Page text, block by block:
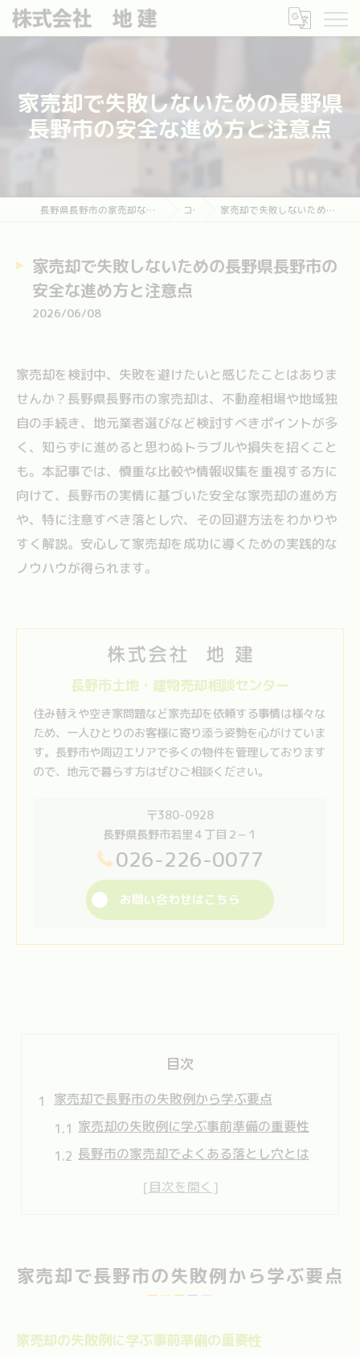
家売却で失敗しないための長野県
長野市の安全な進め方と注意点
長野県長野市の家売却なら長野市土地・建物売却相談センター コラム 家売却で失敗しないための長野県長野市の安全な進め方と注意点
家売却で失敗しないための長野県長野市の
安全な進め方と注意点
2026/06/08
家売却を検討中、失敗を避けたいと感じたことはありま
せんか？長野県長野市の家売却は、不動産相場や地域独
自の手続き、地元業者選びなど検討すべきポイントが多
く、知らずに進めると思わぬトラブルや損失を招くこと
も。本記事では、慎重な比較や情報収集を重視する方に
向けて、長野市の実情に基づいた安全な家売却の進め方
や、特に注意すべき落とし穴、その回避方法をわかりや
すく解説。安心して家売却を成功に導くための実践的な
ノウハウが得られます。
長野市土地・建物売却相談センター
住み替えや空き家問題など家売却を依頼する事情は様々な
ため、一人ひとりのお客様に寄り添う姿勢を心がけていま
す。長野市や周辺エリアで多くの物件を管理しております
ので、地元で暮らす方はぜひご相談ください。
〒380-0928
長野県長野市若里４丁目２−１
026-226-0077
お問い合わせはこちら
目次
家売却で長野市の失敗例から学ぶ要点
家売却の失敗例に学ぶ事前準備の重要性
長野市の家売却でよくある落とし穴とは
不動産売却時の注意点を徹底解説
初めて長野市で家売却を進めるときの注意
家売却初心者が知るべき長野市の流れ
不動産売却前に確認したい書類と準備
家売却で長野市の失敗例から学ぶ要点
家売却の失敗例に学ぶ事前準備の重要性